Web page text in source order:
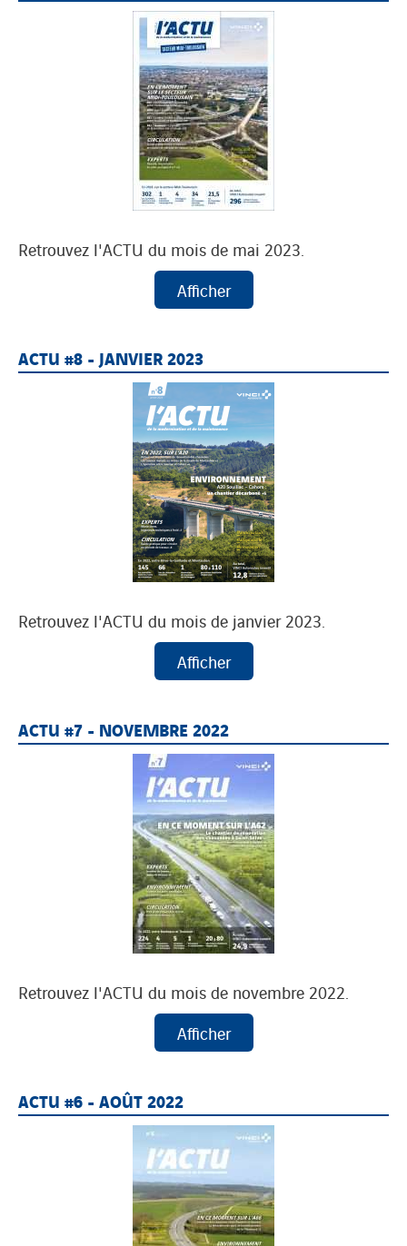
Retrouvez l'ACTU du mois de mai 2023.
ACTU #8 - JANVIER 2023
Retrouvez l'ACTU du mois de janvier 2023.
ACTU #7 - NOVEMBRE 2022
Retrouvez l'ACTU du mois de novembre 2022.
ACTU #6 - AOÛT 2022